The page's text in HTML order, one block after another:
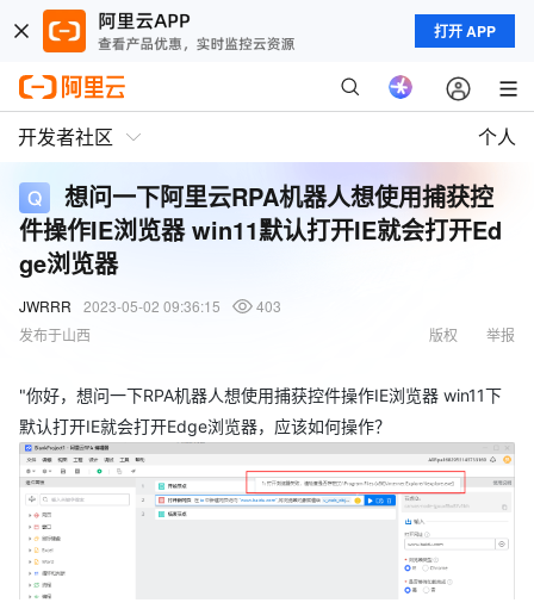
打开 APP
开发者社区 个人
想问一下阿里云RPA机器人想使用捕获控
件操作IE浏览器 win11默认打开IE就会打开Ed
ge浏览器
JWRRR 2023-05-02 09:36:15
403
发布于山西
举报
版权
"你好，想问一下RPA机器人想使用捕获控件操作IE浏览器 win11下
默认打开IE就会打开Edge浏览器，应该如何操作？